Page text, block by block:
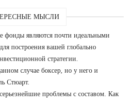
МЫСЛИ
фонды являются почти идеальными
построения вашей глобально
стратегии.
случае боксер, но у него и
Стюарт.
проблемы с составом. Как